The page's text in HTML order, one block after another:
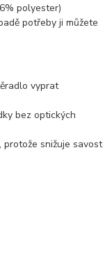
polyester)
potřeby ji můžete
vyprat
bez optických
snižuje savost